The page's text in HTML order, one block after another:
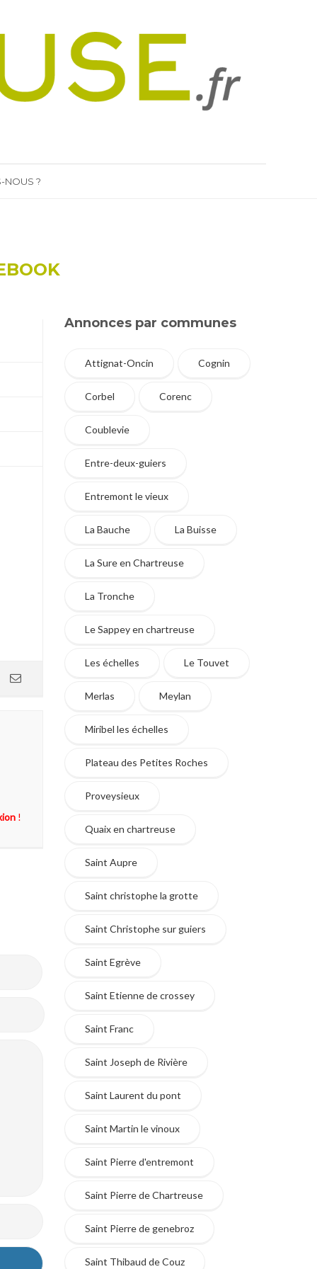
NOUS ?
!
Annonces par communes
Attignat-Oncin Cognin
Corbel Corenc
Coublevie
Entre-deux-guiers
Entremont le vieux
La Bauche La Buisse
La Sure en Chartreuse
La Tronche
Le Sappey en chartreuse
Les échelles Le Touvet
Merlas Meylan
Miribel les échelles
Plateau des Petites Roches
Proveysieux
Quaix en chartreuse
Saint Aupre
Saint christophe la grotte
Saint Christophe sur guiers
Saint Egrève
Saint Etienne de crossey
Saint Franc
Saint Joseph de Rivière
Saint Laurent du pont
Saint Martin le vinoux
Saint Pierre d'entremont
Saint Pierre de Chartreuse
Saint Pierre de genebroz
Saint Thibaud de Couz